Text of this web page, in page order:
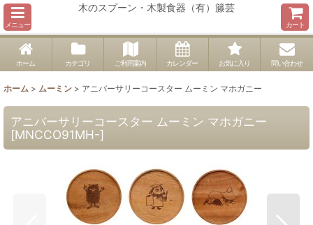
メニュー
木のスプーン・木製食器（有）籐芸
カート
ホーム カテゴリ ご利用案内 カレンダー お気に入り 問い合わせ
ホーム > ムーミン > アニバーサリーコースター ムーミン マホガニー
アニバーサリーコースター ムーミン マホガニー
[MNCCO91MH-]